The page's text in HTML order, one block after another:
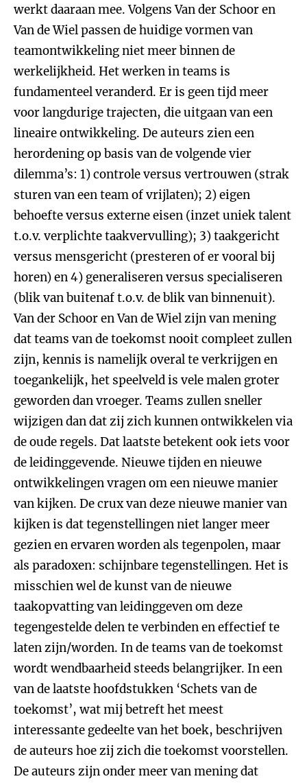
werkt daaraan mee. Volgens Van der Schoor en
Van de Wiel passen de huidige vormen van
teamontwikkeling niet meer binnen de
werkelijkheid. Het werken in teams is
fundamenteel veranderd. Er is geen tijd meer
voor langdurige trajecten, die uitgaan van een
lineaire ontwikkeling. De auteurs zien een
herordening op basis van de volgende vier
dilemma’s: 1) controle versus vertrouwen (strak
sturen van een team of vrijlaten); 2) eigen
behoefte versus externe eisen (inzet uniek talent
t.o.v. verplichte taakvervulling); 3) taakgericht
versus mensgericht (presteren of er vooral bij
horen) en 4) generaliseren versus specialiseren
(blik van buitenaf t.o.v. de blik van binnenuit).
Van der Schoor en Van de Wiel zijn van mening
dat teams van de toekomst nooit compleet zullen
zijn, kennis is namelijk overal te verkrijgen en
toegankelijk, het speelveld is vele malen groter
geworden dan vroeger. Teams zullen sneller
wijzigen dan dat zij zich kunnen ontwikkelen via
de oude regels. Dat laatste betekent ook iets voor
de leidinggevende. Nieuwe tijden en nieuwe
ontwikkelingen vragen om een nieuwe manier
van kijken. De crux van deze nieuwe manier van
kijken is dat tegenstellingen niet langer meer
gezien en ervaren worden als tegenpolen, maar
als paradoxen: schijnbare tegenstellingen. Het is
misschien wel de kunst van de nieuwe
taakopvatting van leidinggeven om deze
tegengestelde delen te verbinden en effectief te
laten zijn/worden. In de teams van de toekomst
wordt wendbaarheid steeds belangrijker. In een
van de laatste hoofdstukken ‘Schets van de
toekomst’, wat mij betreft het meest
interessante gedeelte van het boek, beschrijven
de auteurs hoe zij zich die toekomst voorstellen.
De auteurs zijn onder meer van mening dat